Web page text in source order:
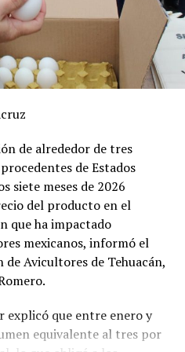
que las
con apego a la ley y
por lo que hasta el
definitiva sobre
ha manifestado
de revisión, al
podrían afectar
el grupo identificado
, integrado
Ramos, Mauricio
Ibáñez y Carlos Enrique
emprendidas por las
de alrededor de tres
de Estados
siete meses de 2026
del producto en el
que ha impactado
mexicanos, informó el
Avicultores de Tehuacán,
explicó que entre enero y
equivalente al tres por